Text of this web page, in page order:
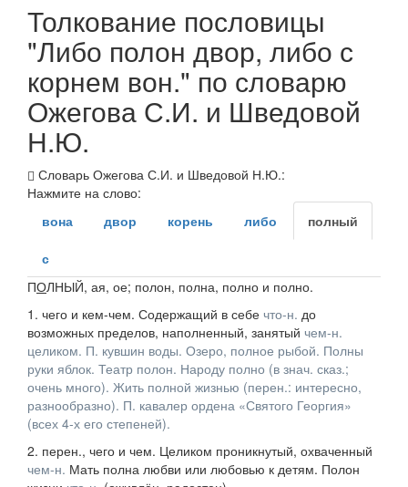
Толкование пословицы
"Либо полон двор, либо с
корнем вон." по словарю
Ожегова С.И. и Шведовой
Н.Ю.
Словарь Ожегова С.И. и Шведовой Н.Ю.:
Нажмите на слово:
вона
двор корень либо полный
с
ПОЛНЫЙ, ая, ое; полон, полна, полно и полно.
1. чего и кем-чем. Содержащий в себе что-н. до
возможных пределов, наполненный, занятый чем-н.
целиком. П. кувшин воды. Озеро, полное рыбой. Полны
руки яблок. Театр полон. Народу полно (в знач. сказ.;
очень много). Жить полной жизнью (перен.: интересно,
разнообразно). П. кавалер ордена «Святого Георгия»
(всех 4-х его степеней).
2. перен., чего и чем. Целиком проникнутый, охваченный
чем-н. Мать полна любви или любовью к детям. Полон